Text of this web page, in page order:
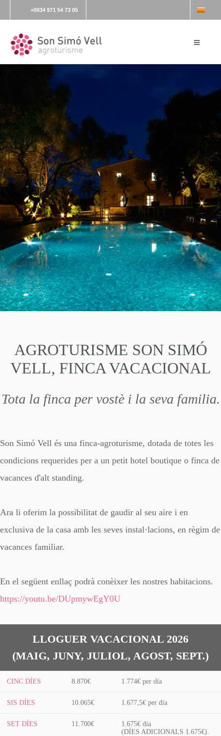
+0034 971 54 73 05
AGROTURISME SON SIMÓ
VELL, FINCA VACACIONAL
Tota la finca per vostè i la seva familia.
Son Simó Vell és una finca-agroturisme, dotada de totes les
condicions requerides per a un petit hotel boutique o finca de
vacances d'alt standing.
Ara li oferim la possibilitat de gaudir al seu aire i en
exclusiva de la casa amb les seves instal·lacions, en règim de
vacances familiar.
En el següent enllaç podrà conèixer les nostres habitacions.
https://youtu.be/DUpmywEgY0U
LLOGUER VACACIONAL 2026
(MAIG, JUNY, JULIOL, AGOST, SEPT.)
CINC DÍES 8.870€ 1.774€ per día
SIS DÍES 10.065€ 1.677,5€ per día
SET DÍES 11.700€
1.675€ día
(DÍES ADICIONALS 1.675€).